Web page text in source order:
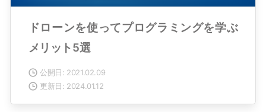
ドローンを使ってプログラミングを学ぶ
メリット5選
公開日: 2021.02.09
更新日: 2024.01.12